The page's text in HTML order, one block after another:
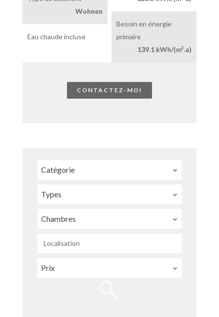
Wohnen
Besoin en énergie
primaire
139.1 kWh/(m².a)
Eau chaude incluse
CONTACTEZ-MOI
Catégorie
Types
Chambres
Localisation
Prix